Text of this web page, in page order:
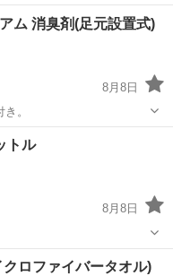
か名護でお願いします
パーツ スロープ
ム 消臭剤(足元設置式)
8月8日
。
ス用品
トル
8月8日
ンス用品
ロファイバータオル)